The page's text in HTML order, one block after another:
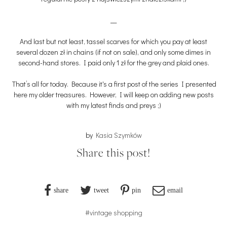
And last but not least, tassel scarves for which you pay at least
several dozen zł in chains (if not on sale), and only some dimes in
second-hand stores. I paid only 1 zł for the grey and plaid ones.
That’s all for today. Because it's a first post of the series I presented
here my older treasures. However, I will keep on adding new posts
with my latest finds and preys ;)
by Kasia Szymków
Share this post!
share tweet pin email
#vintage shopping